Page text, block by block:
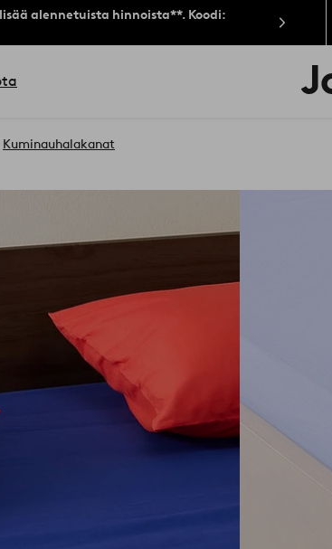
alennetuista hinnoista**. Koodi:
logo
Kuminauhalakanat